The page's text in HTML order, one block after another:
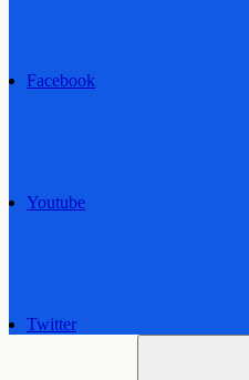
Facebook
Youtube
Twitter